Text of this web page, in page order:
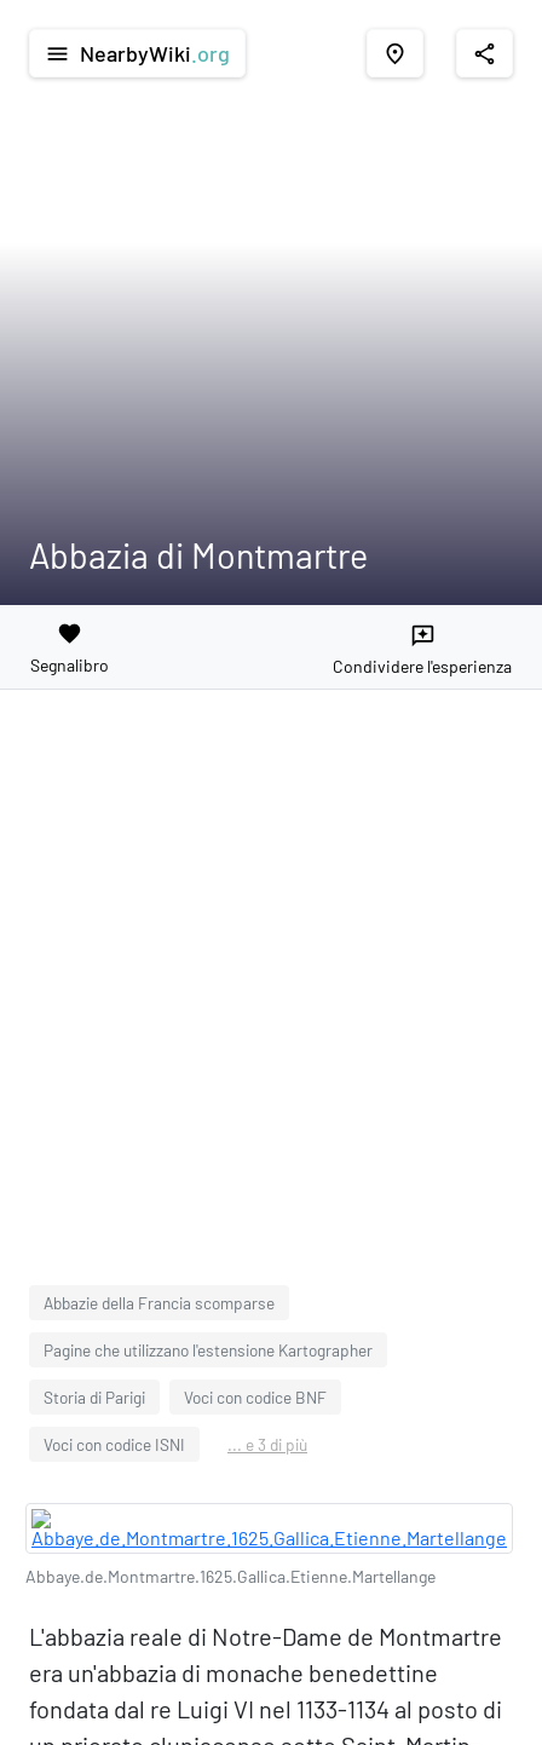
menu NearbyWiki .org place share
Abbazia di Montmartre
favorite
Segnalibro
reviews
Condividere l'esperienza
Abbazie della Francia scomparse
Pagine che utilizzano l'estensione Kartographer
Storia di Parigi Voci con codice BNF
Voci con codice ISNI ... e 3 di più
Abbaye.de.Montmartre.1625.Gallica.Etienne.Martellange
L'abbazia reale di Notre-Dame de Montmartre
era un'abbazia di monache benedettine
fondata dal re Luigi VI nel 1133-1134 al posto di